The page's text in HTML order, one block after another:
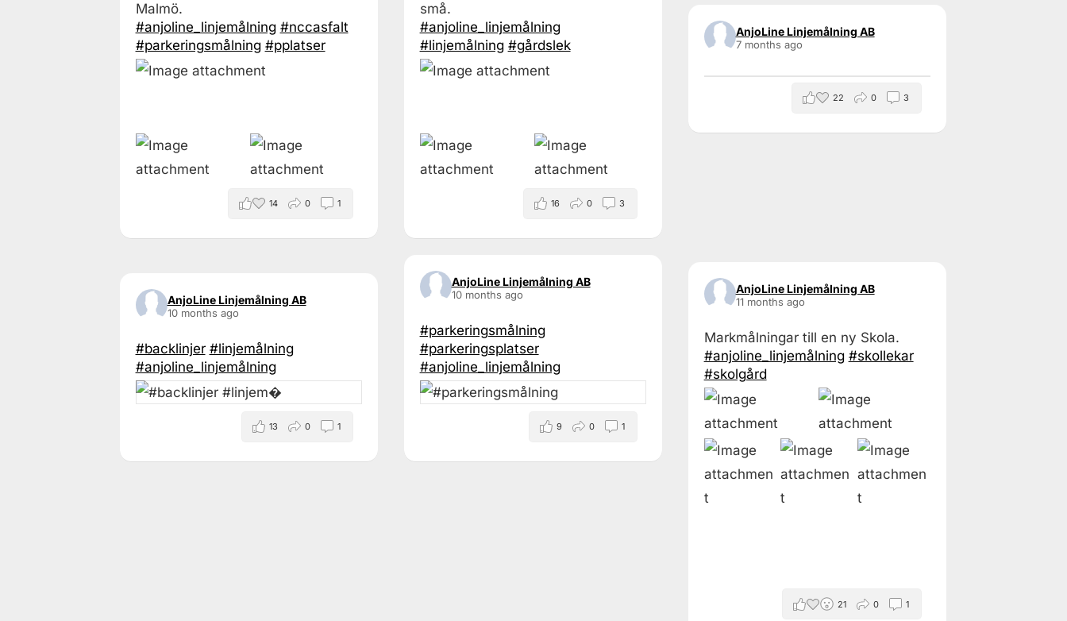
Malmö.
#anjoline_linjemålning #nccasfalt
#parkeringsmålning #pplatser
14 0 1
små.
#anjoline_linjemålning
#linjemålning #gårdslek
16 0 3
AnjoLine Linjemålning AB
7 months ago
22 0 3
AnjoLine Linjemålning AB
10 months ago
#backlinjer #linjemålning
#anjoline_linjemålning
13 0 1
AnjoLine Linjemålning AB
10 months ago
#parkeringsmålning
#parkeringsplatser
#anjoline_linjemålning
9 0 1
AnjoLine Linjemålning AB
11 months ago
Markmålningar till en ny Skola.
#anjoline_linjemålning #skollekar
#skolgård
21 0 1